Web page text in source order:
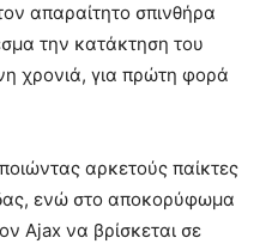
απαραίτητο σπινθήρα
την κατάκτηση του
χρονιά, για πρώτη φορά
αρκετούς παίκτες
ενώ στο αποκορύφωμα
Ajax να βρίσκεται σε